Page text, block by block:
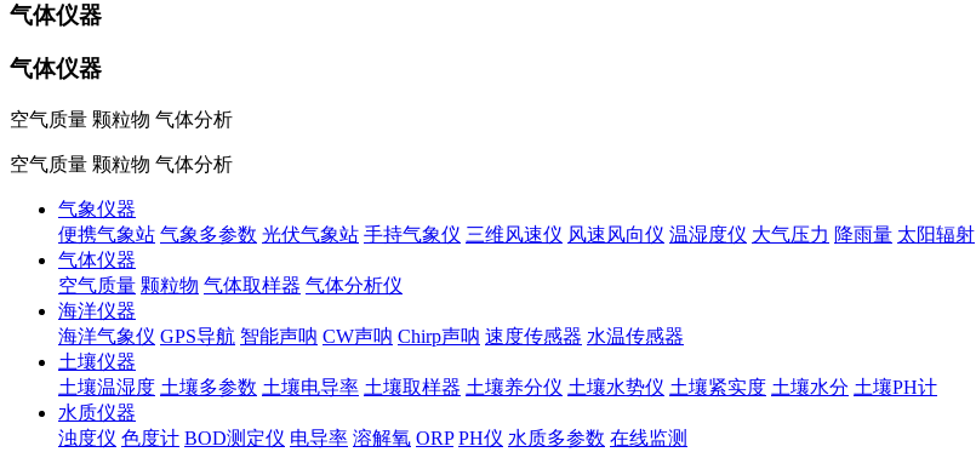
气体仪器
气体仪器
空气质量 颗粒物 气体分析
空气质量 颗粒物 气体分析
气象仪器
便携气象站 气象多参数 光伏气象站 手持气象仪 三维风速仪 风速风向仪 温湿度仪 大气压力 降雨量 太阳辐射
气体仪器
空气质量 颗粒物 气体取样器 气体分析仪
海洋仪器
海洋气象仪 GPS导航 智能声呐 CW声呐 Chirp声呐 速度传感器 水温传感器
土壤仪器
土壤温湿度 土壤多参数 土壤电导率 土壤取样器 土壤养分仪 土壤水势仪 土壤紧实度 土壤水分 土壤PH计
水质仪器
浊度仪 色度计 BOD测定仪 电导率 溶解氧 ORP PH仪 水质多参数 在线监测